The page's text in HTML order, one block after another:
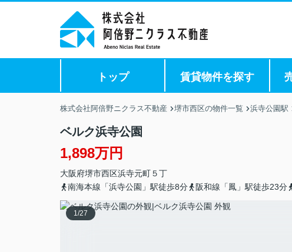
トップ 賃貸物件を探す
株式会社阿倍野ニクラス不動産 堺市西区の物件一覧 浜寺公園駅
ベルク浜寺公園
1,898万円
大阪府堺市西区浜寺元町５丁
南海本線「浜寺公園」駅徒歩8分
阪和線「鳳」駅徒歩23分
1/27